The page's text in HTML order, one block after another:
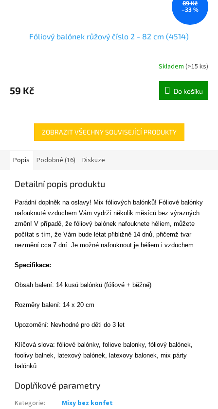
89 Kč
–33 %
Fóliový balónek růžový číslo 2 - 82 cm (4514)
Skladem (>15 ks)
59 Kč Do košíku
ZOBRAZIT VŠECHNY SOUVISEJÍCÍ PRODUKTY
Popis Podobné (16) Diskuze
Detailní popis produktu
Parádní doplněk na oslavy! Mix fóliových balónků! Fóliové balónky
nafouknuté vzduchem Vám vydrží několik měsíců bez výrazných
změn! V případě, že fóliový balónek nafouknete héliem, můžete
počítat s tím, že Vám bude létat přibližně 14 dnů, přičemž tvar
nezmění cca 7 dní. Je možné nafouknout je héliem i vzduchem.
Specifikace:
Obsah balení: 14 kusů balónků (fóliové + běžné)
Rozměry balení: 14 x 20 cm
Upozornění: Nevhodné pro děti do 3 let
Klíčová slova: fóliové balónky, foliove balonky, fóliový balónek,
foolivy balnek, latexový balónek, latexovy balonek, mix párty
balónků
Doplňkové parametry
Kategorie:
Mixy bez konfet